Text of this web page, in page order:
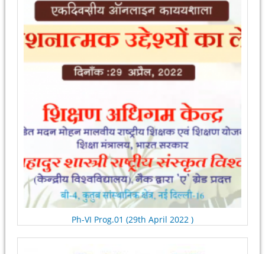
Ph-VI Prog.01 (29th April 2022 )